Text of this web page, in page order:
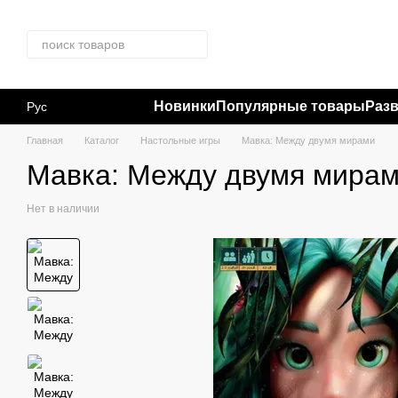
Рус Новинки Популярные товары
Главная Каталог Настольные игры Мавка: Между двумя мирами
Мавка: Между двумя
Нет в наличии